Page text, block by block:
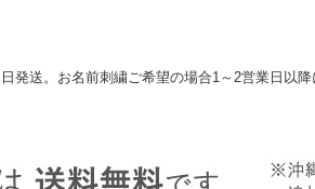
発送。お名前刺繍ご希望の場合1～2営業日以降